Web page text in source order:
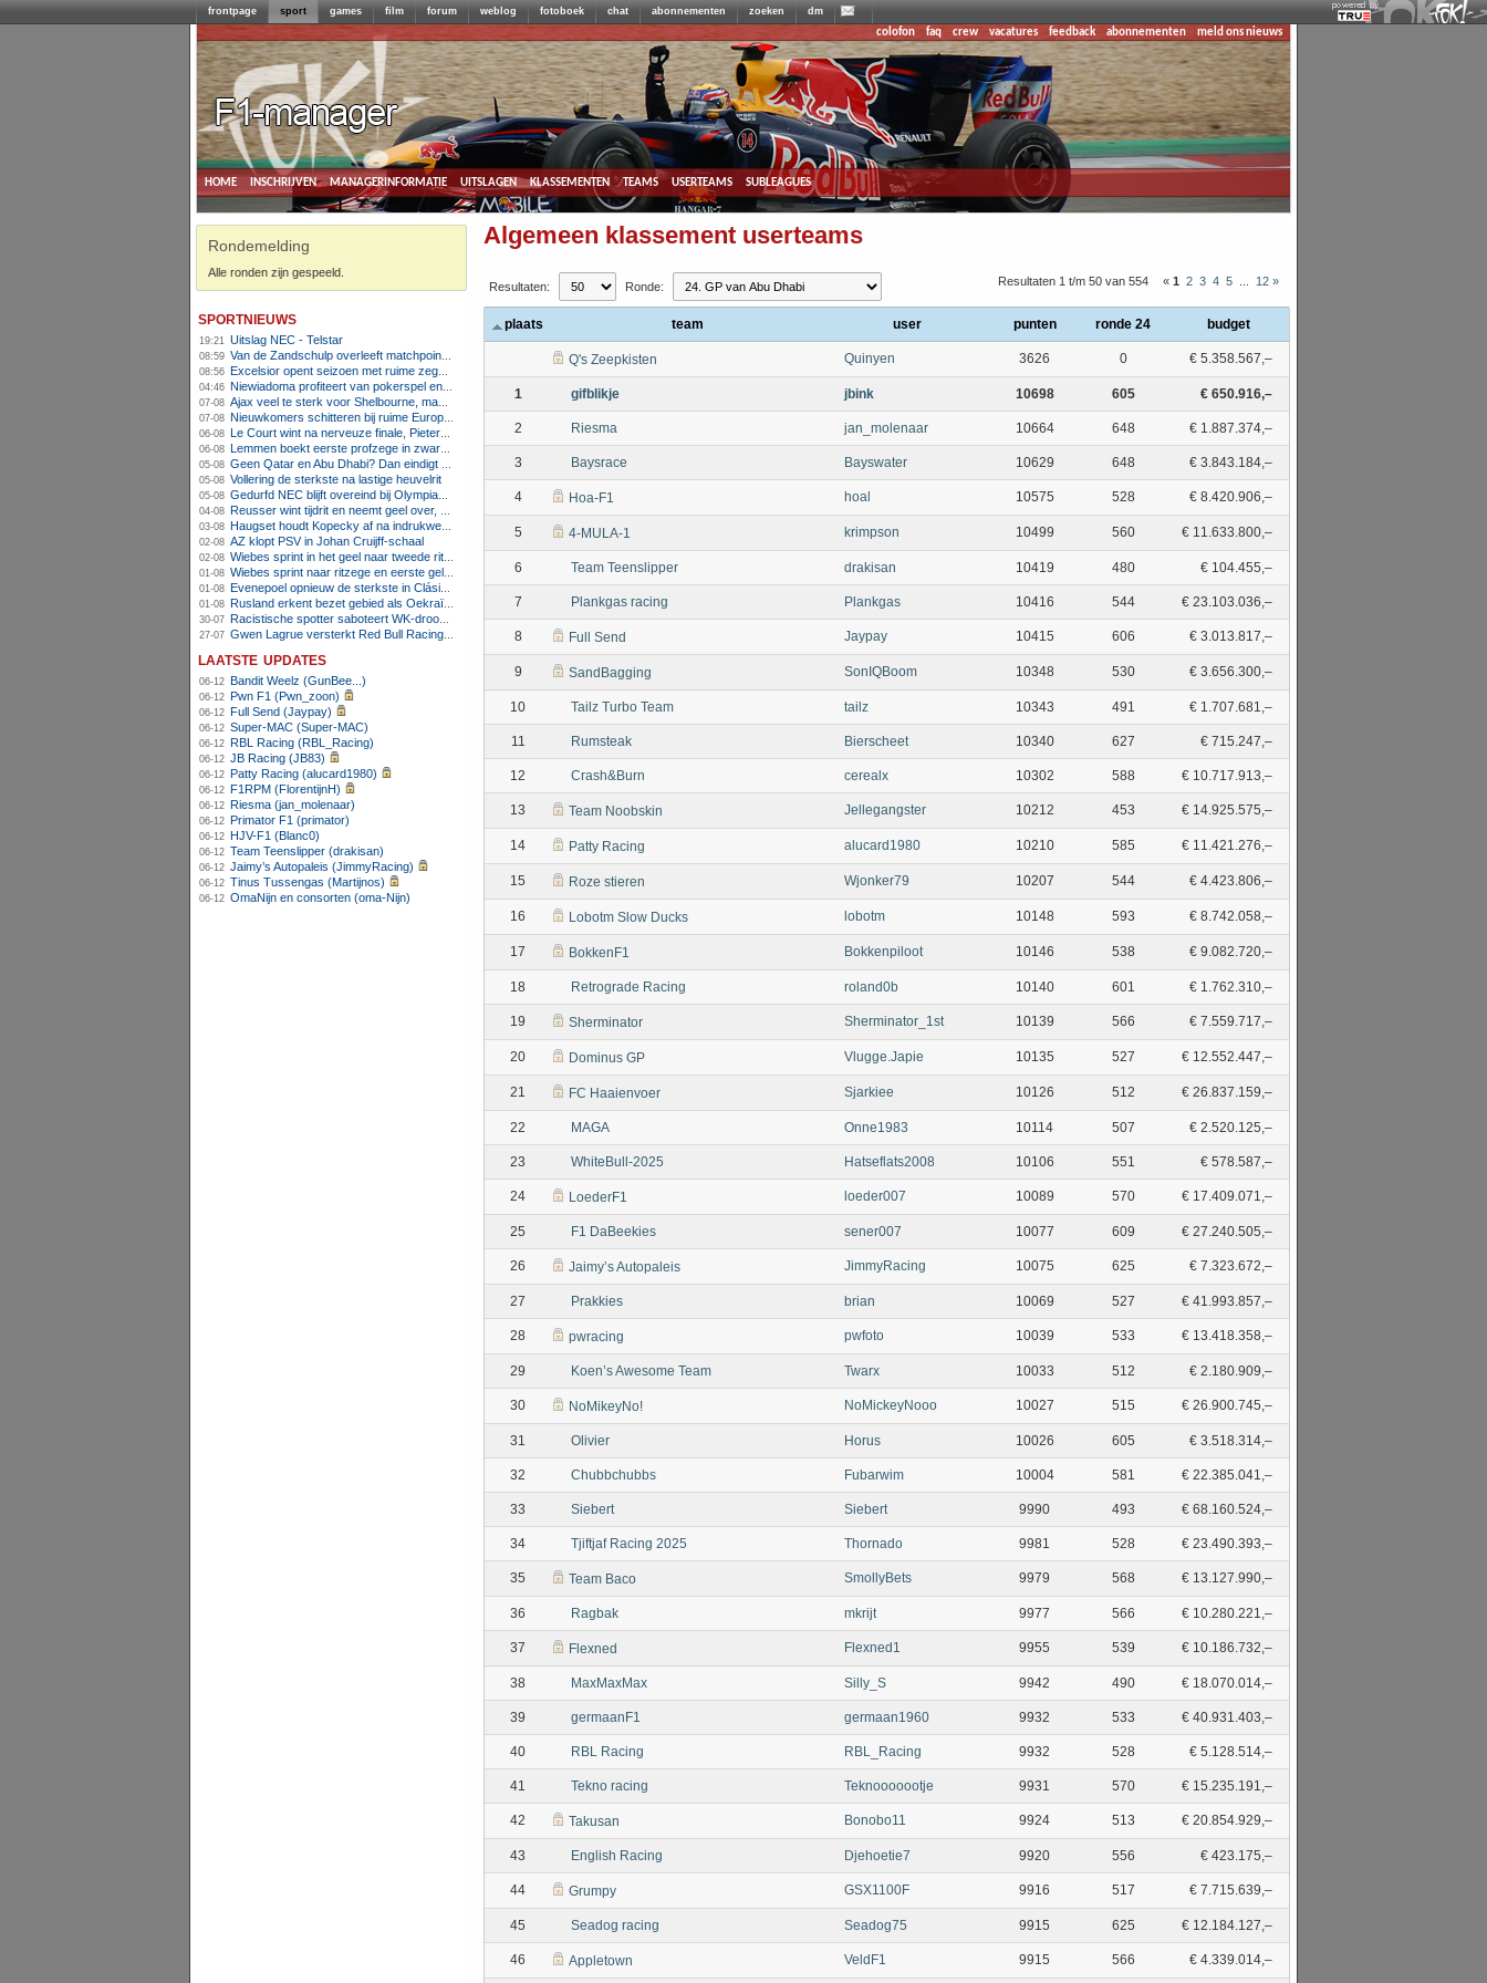
frontpage sport games film forum weblog fotoboek chat abonnementen zoeken dm
colofon faq crew vacatures feedback abonnementen meld ons nieuws
home inschrijven managerinformatie uitslagen klassementen teams userteams subleagues
Rondemelding
Alle ronden zijn gespeeld.
sportnieuws
19:21 Uitslag NEC - Telstar
08:59 Van de Zandschulp overleeft matchpoints, ook Griekspoor verder in Montreal
08:56 Excelsior opent seizoen met ruime zege op promovendus Cambuur
04:46 Niewiadoma profiteert van pokerspel en grijpt geel op Ventoux
07-08 Ajax veel te sterk voor Shelbourne, maar houdt schade beperkt
07-08 Nieuwkomers schitteren bij ruime Europese zege FC Twente
06-08 Le Court wint na nerveuze finale, Pieterse derde
06-08 Lemmen boekt eerste profzege in zware Ronde van Polen-rit
05-08 Geen Qatar en Abu Dhabi? Dan eindigt Formule 1-seizoen mogelijk in Europa
05-08 Vollering de sterkste na lastige heuvelrit
05-08 Gedurfd NEC blijft overeind bij Olympiakos
04-08 Reusser wint tijdrit en neemt geel over, Nooijen knap tweede
03-08 Haugset houdt Kopecky af na indrukwekkende solo van 86 kilometer
02-08 AZ klopt PSV in Johan Cruijff-schaal
02-08 Wiebes sprint in het geel naar tweede ritzege
01-08 Wiebes sprint naar ritzege en eerste gele trui in Tour Femmes
01-08 Evenepoel opnieuw de sterkste in Clásica San Sebastián
01-08 Rusland erkent bezet gebied als Oekraïens voor opheffing IOC-schorsing
30-07 Racistische spotter saboteert WK-droom van powerliftster
27-07 Gwen Lagrue versterkt Red Bull Racing vanaf 2027
laatste updates
06-12 Bandit Weelz (GunBee...)
06-12 Pwn F1 (Pwn_zoon)
06-12 Full Send (Jaypay)
06-12 Super-MAC (Super-MAC)
06-12 RBL Racing (RBL_Racing)
06-12 JB Racing (JB83)
06-12 Patty Racing (alucard1980)
06-12 F1RPM (FlorentijnH)
06-12 Riesma (jan_molenaar)
06-12 Primator F1 (primator)
06-12 HJV-F1 (Blanc0)
06-12 Team Teenslipper (drakisan)
06-12 Jaimy’s Autopaleis (JimmyRacing)
06-12 Tinus Tussengas (Martijnos)
06-12 OmaNijn en consorten (oma-Nijn)
Algemeen klassement userteams
Resultaten: Ronde: Resultaten 1 t/m 50 van 554 « 1 2 3 4 5 12 »
plaats team user punten ronde 24 budget
Q's Zeepkisten Quinyen 3626 0 € 5.358.567,–
1 gifblikje jbink 10698 605 € 650.916,–
2 Riesma jan_molenaar 10664 648 € 1.887.374,–
3 Baysrace Bayswater 10629 648 € 3.843.184,–
4 Hoa-F1 hoal 10575 528 € 8.420.906,–
5 4-MULA-1 krimpson 10499 560 € 11.633.800,–
6 Team Teenslipper drakisan 10419 480 € 104.455,–
7 Plankgas racing Plankgas 10416 544 € 23.103.036,–
8 Full Send Jaypay 10415 606 € 3.013.817,–
9 SandBagging SonIQBoom 10348 530 € 3.656.300,–
10 Tailz Turbo Team tailz 10343 491 € 1.707.681,–
11 Rumsteak Bierscheet 10340 627 € 715.247,–
12 Crash&Burn cerealx 10302 588 € 10.717.913,–
13 Team Noobskin Jellegangster 10212 453 € 14.925.575,–
14 Patty Racing alucard1980 10210 585 € 11.421.276,–
15 Roze stieren Wjonker79 10207 544 € 4.423.806,–
16 Lobotm Slow Ducks lobotm 10148 593 € 8.742.058,–
17 BokkenF1 Bokkenpiloot 10146 538 € 9.082.720,–
18 Retrograde Racing roland0b 10140 601 € 1.762.310,–
19 Sherminator Sherminator_1st 10139 566 € 7.559.717,–
20 Dominus GP Vlugge.Japie 10135 527 € 12.552.447,–
21 FC Haaienvoer Sjarkiee 10126 512 € 26.837.159,–
22 MAGA Onne1983 10114 507 € 2.520.125,–
23 WhiteBull-2025 Hatseflats2008 10106 551 € 578.587,–
24 LoederF1 loeder007 10089 570 € 17.409.071,–
25 F1 DaBeekies sener007 10077 609 € 27.240.505,–
26 Jaimy’s Autopaleis JimmyRacing 10075 625 € 7.323.672,–
27 Prakkies brian 10069 527 € 41.993.857,–
28 pwracing pwfoto 10039 533 € 13.418.358,–
29 Koen’s Awesome Team Twarx 10033 512 € 2.180.909,–
30 NoMikeyNo! NoMickeyNooo 10027 515 € 26.900.745,–
31 Olivier Horus 10026 605 € 3.518.314,–
32 Chubbchubbs Fubarwim 10004 581 € 22.385.041,–
33 Siebert Siebert 9990 493 € 68.160.524,–
34 Tjiftjaf Racing 2025 Thornado 9981 528 € 23.490.393,–
35 Team Baco SmollyBets 9979 568 € 13.127.990,–
36 Ragbak mkrijt 9977 566 € 10.280.221,–
37 Flexned Flexned1 9955 539 € 10.186.732,–
38 MaxMaxMax Silly_S 9942 490 € 18.070.014,–
39 germaanF1 germaan1960 9932 533 € 40.931.403,–
40 RBL Racing RBL_Racing 9932 528 € 5.128.514,–
41 Tekno racing Teknooooootje 9931 570 € 15.235.191,–
42 Takusan Bonobo11 9924 513 € 20.854.929,–
43 English Racing Djehoetie7 9920 556 € 423.175,–
44 Grumpy GSX1100F 9916 517 € 7.715.639,–
45 Seadog racing Seadog75 9915 625 € 12.184.127,–
46 Appletown VeldF1 9915 566 € 4.339.014,–